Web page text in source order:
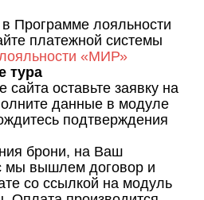
в Программе лояльности
платежной системы
«МИР»
тура
сайта оставьте заявку на
данные в модуле
подтверждения
брони, на Ваш
мы вышлем договор и
со ссылкой на модуль